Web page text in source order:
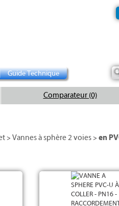
Guide Technique
Comparateur (0)
> Vannes à sphère 2 voies > en
et axe
-
• Raccordement F/F
• Corps,